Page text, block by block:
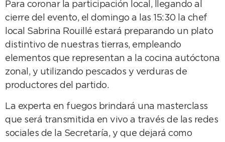
Para coronar la participación local, llegando al
cierre del evento, el domingo a las 15:30 la chef
local Sabrina Rouillé estará preparando un plato
distintivo de nuestras tierras, empleando
elementos que representan a la cocina autóctona
zonal, y utilizando pescados y verduras de
productores del partido.
La experta en fuegos brindará una masterclass
que será transmitida en vivo a través de las redes
sociales de la Secretaría, y que dejará como